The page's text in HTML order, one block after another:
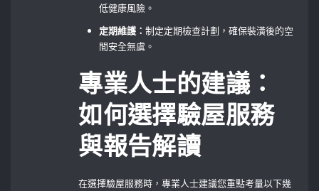
低健康風險。
定期維護：制定定期檢查計劃，確保裝潢後的空
間安全無虞。
專業人士的建議：
如何選擇驗屋服務
與報告解讀
在選擇驗屋服務時，專業人士建議您重點考量以下幾